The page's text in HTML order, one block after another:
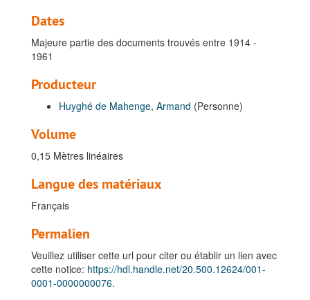
Dates
Majeure partie des documents trouvés entre 1914 -
1961
Producteur
Huyghé de Mahenge, Armand (Personne)
Volume
0,15 Mètres linéaires
Langue des matériaux
Français
Permalien
Veuillez utiliser cette url pour citer ou établir un lien avec
cette notice: https://hdl.handle.net/20.500.12624/001-
0001-0000000076.